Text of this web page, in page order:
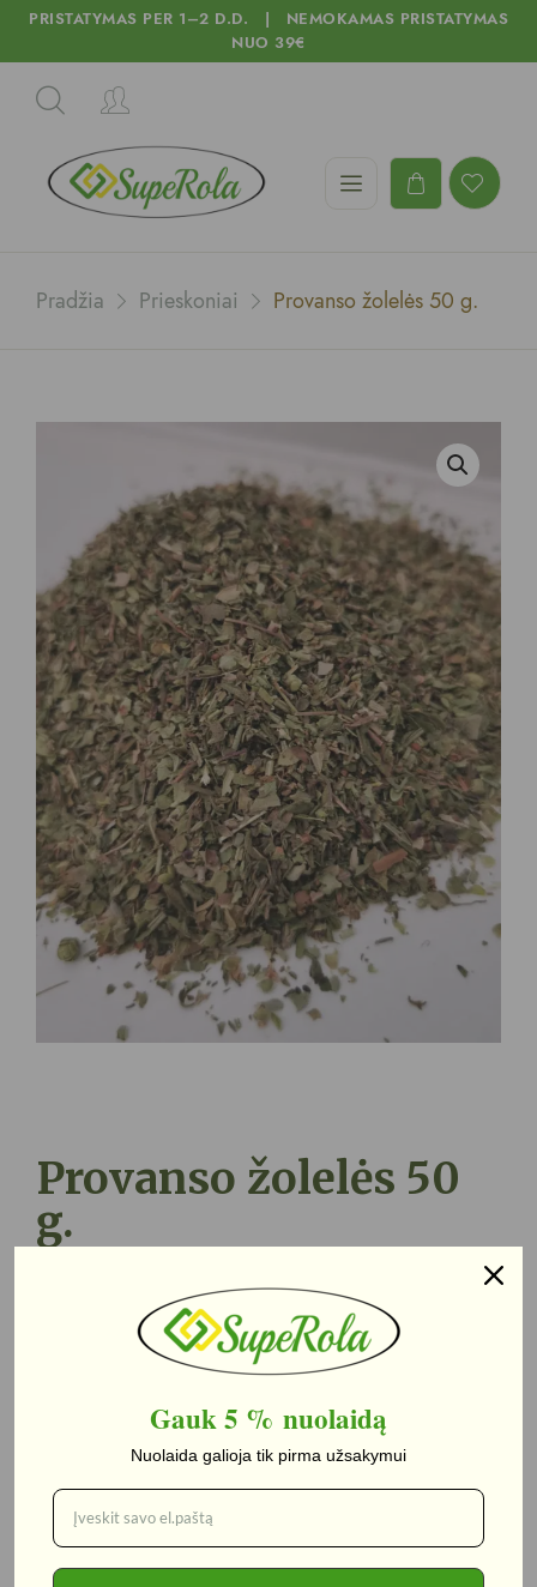
PRISTATYMAS PER 1–2 D.D. | NEMOKAMAS PRISTATYMAS
NUO 39€
Pradžia Prieskoniai Provanso žolelės 50 g.
Provanso žolelės 50
g.
Į krepšelį
Kategorija:Prieskoniai
Gauk 5 % nuolaidą
Nuolaida galioja tik pirma užsakymui